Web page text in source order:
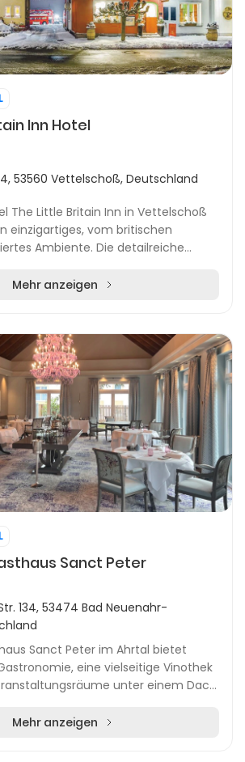
Inn Hotel
53560 Vettelschoß, Deutschland
The Little Britain Inn in Vettelschoß
einzigartiges, vom britischen
Ambiente. Die detailreiche
Mehr anzeigen
Sanct Peter
134, 53474 Bad Neuenahr-
Sanct Peter im Ahrtal bietet
eine vielseitige Vinothek
unter einem Dach.
Mehr anzeigen